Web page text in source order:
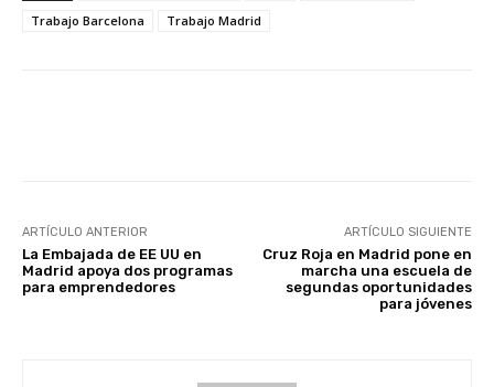
Trabajo Barcelona
Trabajo Madrid
ARTÍCULO ANTERIOR
La Embajada de EE UU en
Madrid apoya dos programas
para emprendedores
ARTÍCULO SIGUIENTE
Cruz Roja en Madrid pone en
marcha una escuela de
segundas oportunidades
para jóvenes